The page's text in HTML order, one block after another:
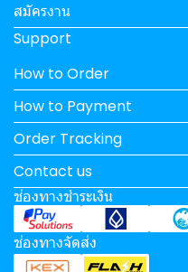
สมัครงาน
Support
How to Order
How to Payment
Order Tracking
Contact us
ช่องทางชำระเงิน
ช่องทางจัดส่ง